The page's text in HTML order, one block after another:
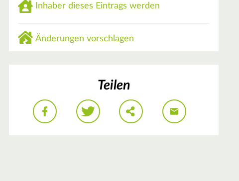
Inhaber dieses Eintrags werden
Änderungen vorschlagen
Teilen